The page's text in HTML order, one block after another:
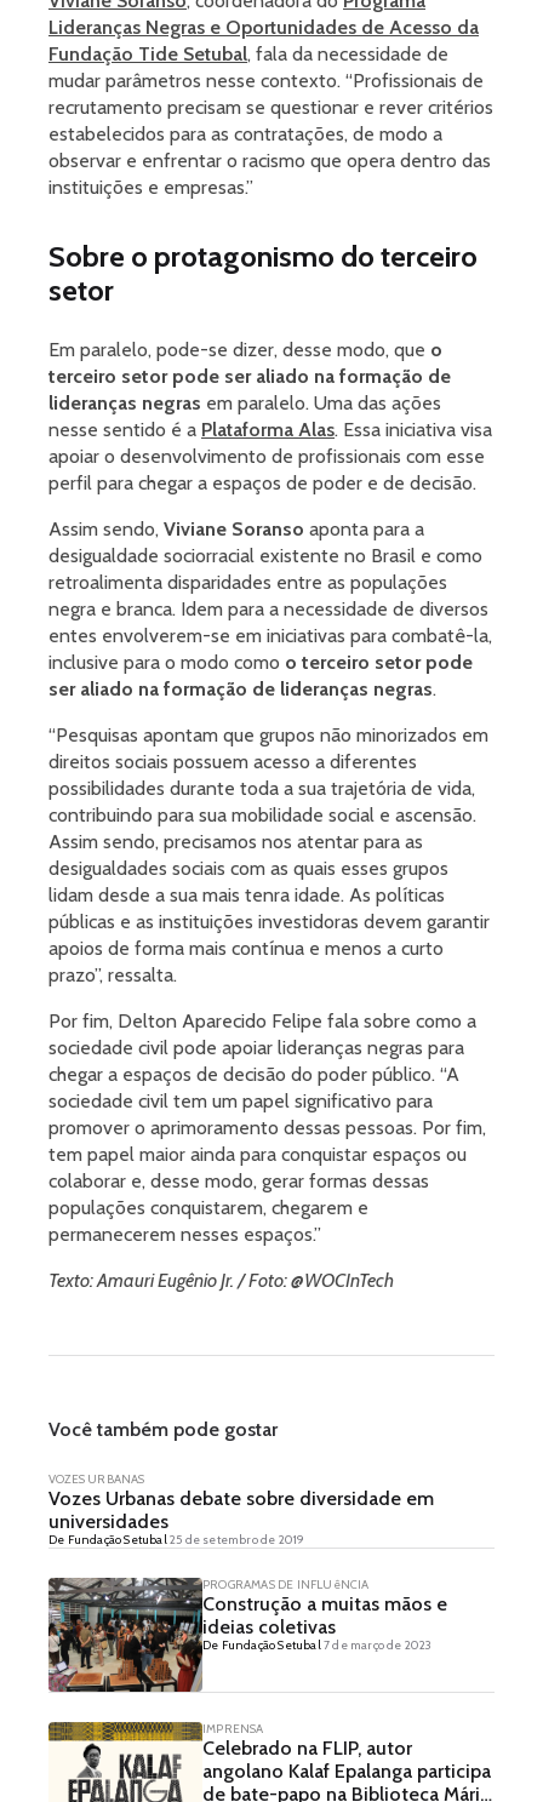
Lideranças Negras e Oportunidades de Acesso da
Fundação Tide Setubal, fala da necessidade de
mudar parâmetros nesse contexto. “Profissionais de
recrutamento precisam se questionar e rever critérios
estabelecidos para as contratações, de modo a
observar e enfrentar o racismo que opera dentro das
instituições e empresas.”
Sobre o protagonismo do terceiro
setor
Em paralelo, pode-se dizer, desse modo, que o
terceiro setor pode ser aliado na formação de
lideranças negras em paralelo. Uma das ações
nesse sentido é a Plataforma Alas. Essa iniciativa visa
apoiar o desenvolvimento de profissionais com esse
perfil para chegar a espaços de poder e de decisão.
Assim sendo, Viviane Soranso aponta para a
desigualdade sociorracial existente no Brasil e como
retroalimenta disparidades entre as populações
negra e branca. Idem para a necessidade de diversos
entes envolverem-se em iniciativas para combatê-la,
inclusive para o modo como o terceiro setor pode
ser aliado na formação de lideranças negras.
“Pesquisas apontam que grupos não minorizados em
direitos sociais possuem acesso a diferentes
possibilidades durante toda a sua trajetória de vida,
contribuindo para sua mobilidade social e ascensão.
Assim sendo, precisamos nos atentar para as
desigualdades sociais com as quais esses grupos
lidam desde a sua mais tenra idade. As políticas
públicas e as instituições investidoras devem garantir
apoios de forma mais contínua e menos a curto
prazo”, ressalta.
Por fim, Delton Aparecido Felipe fala sobre como a
sociedade civil pode apoiar lideranças negras para
chegar a espaços de decisão do poder público. “A
sociedade civil tem um papel significativo para
promover o aprimoramento dessas pessoas. Por fim,
tem papel maior ainda para conquistar espaços ou
colaborar e, desse modo, gerar formas dessas
populações conquistarem, chegarem e
permanecerem nesses espaços.”
Texto: Amauri Eugênio Jr. / Foto: @WOCInTech
Você também pode gostar
VOZES URBANAS
Vozes Urbanas debate sobre diversidade em
universidades
De Fundação Setubal25 de setembro de 2019
PROGRAMAS DE INFLUêNCIA
Construção a muitas mãos e
ideias coletivas
De Fundação Setubal7 de março de 2023
IMPRENSA
Celebrado na FLIP, autor
angolano Kalaf Epalanga participa
de bate-papo na Biblioteca Mário